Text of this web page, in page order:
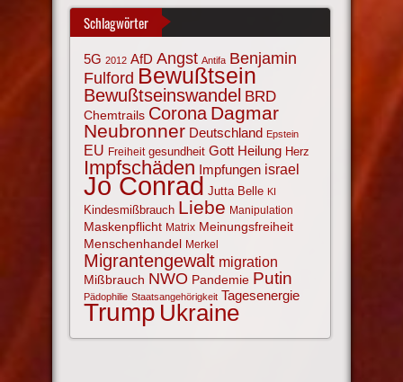
Schlagwörter
5G 2012 AfD Angst Antifa Benjamin
Fulford Bewußtsein
Bewußtseinswandel BRD
Chemtrails Corona Dagmar
Neubronner Deutschland Epstein
EU Freiheit gesundheit Gott Heilung Herz
Impfschäden Impfungen israel
Jo Conrad Jutta Belle KI
Kindesmißbrauch Liebe Manipulation
Maskenpflicht Matrix Meinungsfreiheit
Menschenhandel Merkel
Migrantengewalt migration
Mißbrauch NWO Pandemie Putin
Pädophilie Staatsangehörigkeit Tagesenergie
Trump Ukraine